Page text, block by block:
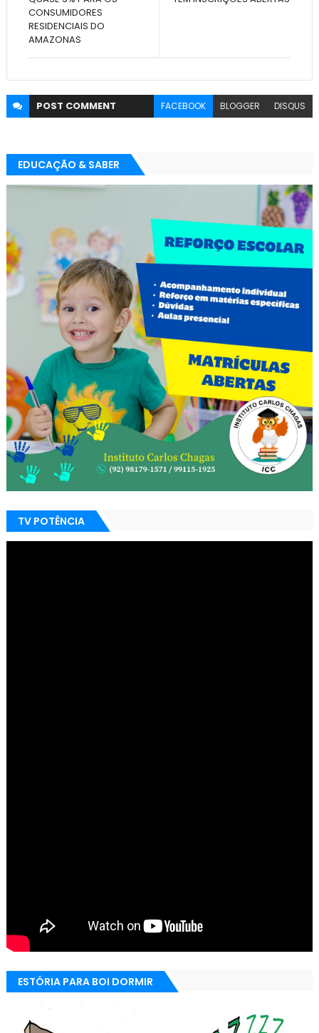
CONSUMIDORES
RESIDENCIAIS DO
AMAZONAS
POST COMMENT FACEBOOK BLOGGER DISQUS
EDUCAÇÃO & SABER
TV POTÊNCIA
ESTÓRIA PARA BOI DORMIR